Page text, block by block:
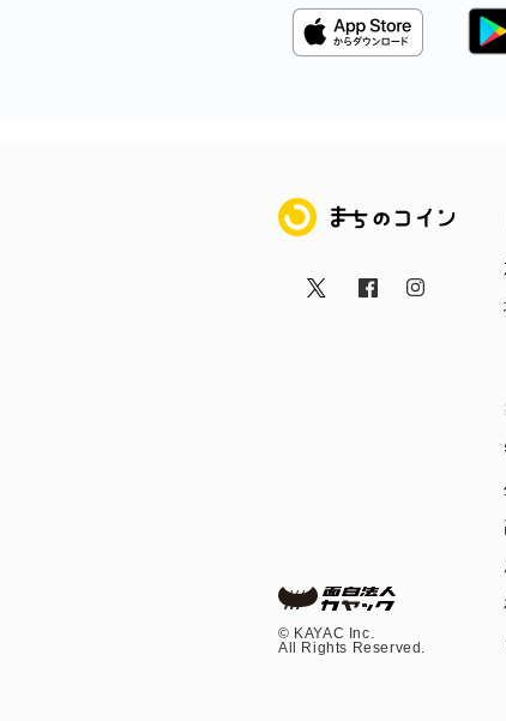
まちのコイン
©︎ KAYAC Inc.
All Rights Reserved.